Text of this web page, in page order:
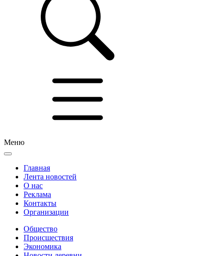
Меню
Главная
Лента новостей
О нас
Реклама
Контакты
Организации
Общество
Происшествия
Экономика